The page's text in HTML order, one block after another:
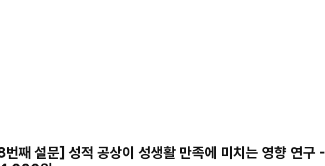
번째 설문] 성적 공상이 성생활 만족에 미치는 영향 연구 -